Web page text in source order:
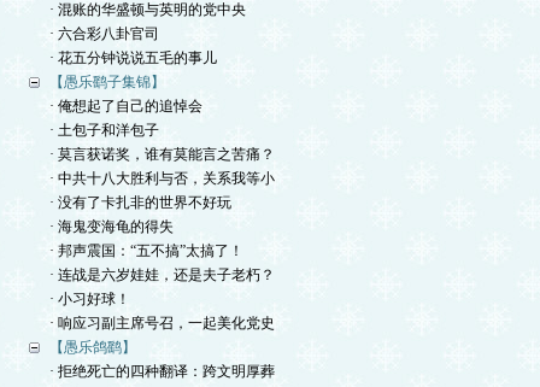
· 混账的华盛顿与英明的党中央
· 六合彩八卦官司
· 花五分钟说说五毛的事儿
【愚乐鹞子集锦】
· 俺想起了自己的追悼会
· 土包子和洋包子
· 莫言获诺奖，谁有莫能言之苦痛？
· 中共十八大胜利与否，关系我等小
· 没有了卡扎非的世界不好玩
· 海鬼变海龟的得失
· 邦声震国：“五不搞”太搞了！
· 连战是六岁娃娃，还是夫子老朽？
· 小习好球！
· 响应习副主席号召，一起美化党史
【愚乐鸽鹞】
· 拒绝死亡的四种翻译：跨文明厚葬